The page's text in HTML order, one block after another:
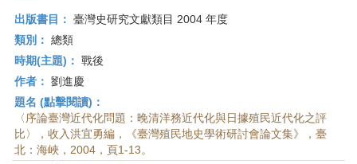
出版書目： 臺灣史研究文獻類目 2004 年度
類別： 總類
時期(主題)： 戰後
作者： 劉進慶
題名 (點擊閱讀)：
〈序論臺灣近代化問題：晚清洋務近代化與日據殖民近代化之評
比〉，收入洪宜勇編，《臺灣殖民地史學術研討會論文集》，臺
北：海峽，2004，頁1-13。